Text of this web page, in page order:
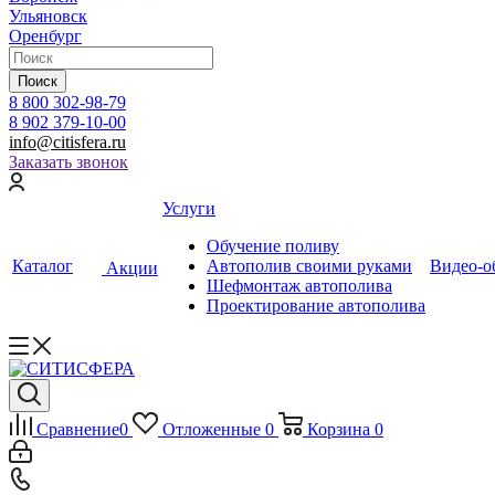
Ульяновск
Оренбург
Поиск
8 800 302-98-79
8 902 379-10-00
info@citisfera.ru
Заказать звонок
Каталог Акции
Услуги
Обучение поливу
Автополив своими руками
Шефмонтаж автополива
Проектирование автополива
Видео-
Сравнение0 Отложенные 0 Корзина 0